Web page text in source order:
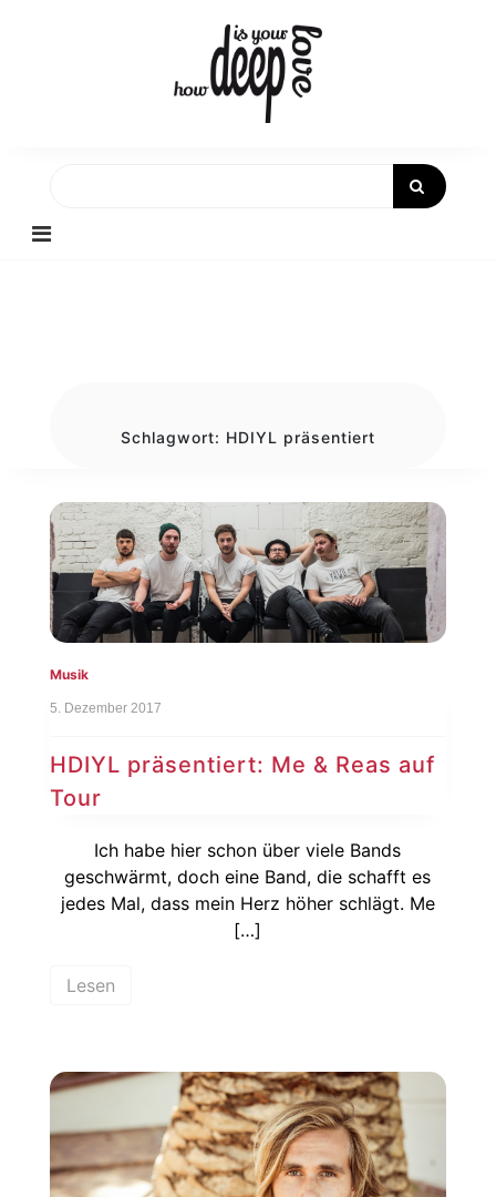
Schlagwort: HDIYL präsentiert
Musik
5. Dezember 2017
HDIYL präsentiert: Me & Reas auf
Tour
Ich habe hier schon über viele Bands
geschwärmt, doch eine Band, die schafft es
jedes Mal, dass mein Herz höher schlägt. Me
[…]
Lesen